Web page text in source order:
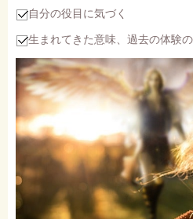
自分の役目に気づく
生まれてきた意味、過去の体験